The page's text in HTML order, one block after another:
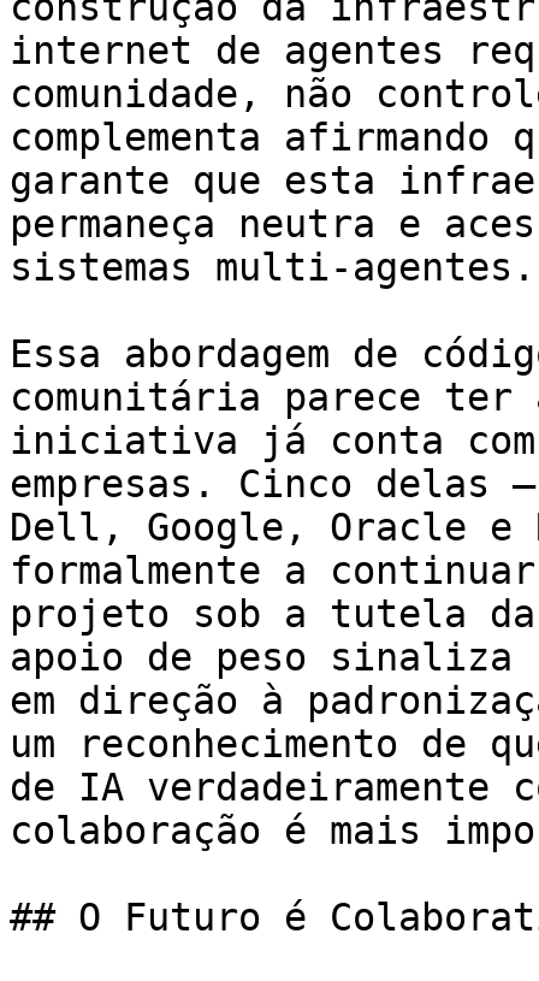
internet de agentes
comunidade, não
complementa afirmando
garante que esta
permaneça neutra e
sistemas multi-
Essa abordagem de
comunitária parece ter
iniciativa já conta com
empresas. Cinco delas
Dell, Google, Oracle e
formalmente a
projeto sob a tutela da
apoio de peso sinaliza
em direção à
um reconhecimento de
de IA verdadeiramente
colaboração é mais
## O Futuro é